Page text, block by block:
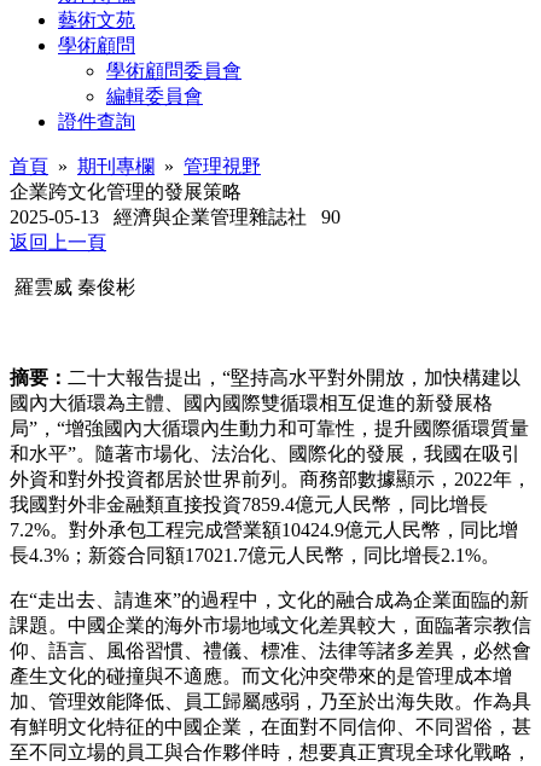
藝術文苑
學術顧問
學術顧問委員會
編輯委員會
證件查詢
首頁 » 期刊專欄 » 管理視野
企業跨文化管理的發展策略
2025-05-13 經濟與企業管理雜誌社 90
返回上一頁
羅雲威 秦俊彬
摘要： 二十大報告提出， “堅持高水平對外開放，加快構建以
國內大循環為主體、國內國際雙循環相互促進的新發展格
局”，“增強國內大循環內生動力和可靠性，提升國際循環質量
和水平”。隨著市場化、法治化、國際化的發展，我國在吸引
外資和對外投資都居於世界前列。商務部數據顯示，2022年，
我國對外非金融類直接投資7859.4億元人民幣，同比增長
7.2%。對外承包工程完成營業額10424.9億元人民幣，同比增
長4.3%；新簽合同額17021.7億元人民幣，同比增長2.1%。
在“走出去、請進來”的過程中，文化的融合成為企業面臨的新
課題。中國企業的海外市場地域文化差異較大，面臨著宗教信
仰、語言、風俗習慣、禮儀、標准、法律等諸多差異，必然會
產生文化的碰撞與不適應。而文化沖突帶來的是管理成本增
加、管理效能降低、員工歸屬感弱，乃至於出海失敗。作為具
有鮮明文化特征的中國企業，在面對不同信仰、不同習俗，甚
至不同立場的員工與合作夥伴時，想要真正實現全球化戰略，